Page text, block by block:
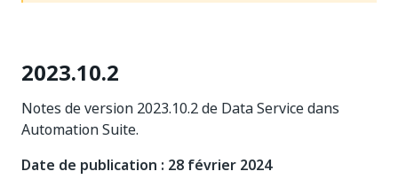
2023.10.2
Notes de version 2023.10.2 de Data Service dans
Automation Suite.
Date de publication : 28 février 2024